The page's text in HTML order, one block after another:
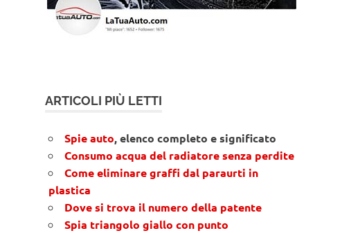
ARTICOLI PIÙ LETTI
Spie auto, elenco completo e significato
Consumo acqua del radiatore senza perdite
Come eliminare graffi dal paraurti in
plastica
Dove si trova il numero della patente
Spia triangolo giallo con punto